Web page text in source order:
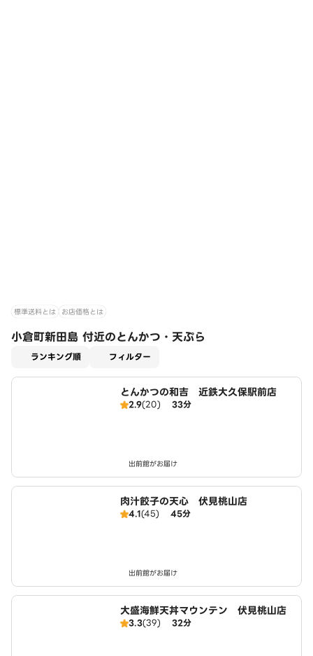
標準送料とは お店価格とは
小倉町新田島 付近のとんかつ・天ぷら
ランキング順 フィルター
とんかつの和吉 近鉄大久保駅前店
2.9(20) 33分
出前館がお届け
肉汁餃子の天心 伏見桃山店
4.1(45) 45分
出前館がお届け
大盛海鮮天丼マウンテン 伏見桃山店
3.3(39) 32分